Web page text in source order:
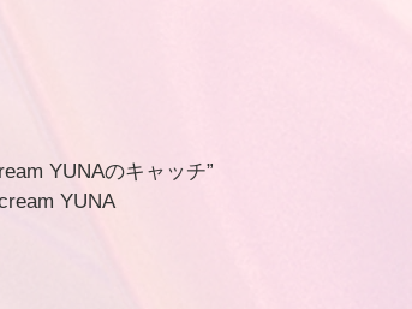
YUNAのキャッチ”
YUNA